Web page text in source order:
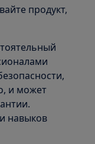
продукт,
и может
навыков